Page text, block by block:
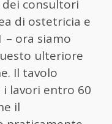
consultori
di ostetricia e
– ora siamo
ulteriore
Il tavolo
i lavori entro 60
il